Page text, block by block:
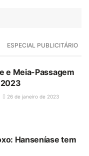
ESPECIAL PUBLICITÁRIO
e Meia-Passagem
26 de janeiro de 2023
Hanseníase tem